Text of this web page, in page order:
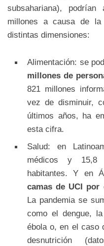
subsahariana),
millones a causa de la
distintas dimensiones:
Alimentación: se
millones de
821 millones
vez de disminuir,
últimos años, ha
esta cifra.
Salud: en
médicos y 15,8
habitantes. Y en
camas de UCI por
La pandemia se
como el dengue,
ébola o, en el caso
desnutrición